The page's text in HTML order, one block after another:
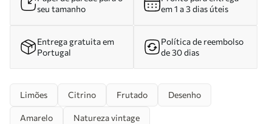
seu tamanho
em 1 a 3 dias úteis
Entrega gratuita em
Portugal
Política de reembolso
de 30 dias
Limões Citrino Frutado Desenho
Amarelo Natureza vintage